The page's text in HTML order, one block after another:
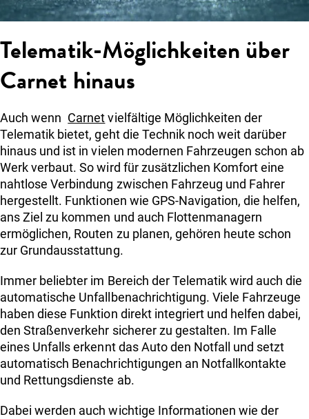
Telematik-Möglichkeiten über
Carnet hinaus
Auch wenn Carnetvielfältige Möglichkeiten der
Telematik bietet, geht die Technik noch weit darüber
hinaus und ist in vielen modernen Fahrzeugen schon ab
Werk verbaut. So wird für zusätzlichen Komfort eine
nahtlose Verbindung zwischen Fahrzeug und Fahrer
hergestellt. Funktionen wie GPS-Navigation, die helfen,
ans Ziel zu kommen und auch Flottenmanagern
ermöglichen, Routen zu planen, gehören heute schon
zur Grundausstattung.
Immer beliebter im Bereich der Telematik wird auch die
automatische Unfallbenachrichtigung. Viele Fahrzeuge
haben diese Funktion direkt integriert und helfen dabei,
den Straßenverkehr sicherer zu gestalten. Im Falle
eines Unfalls erkennt das Auto den Notfall und setzt
automatisch Benachrichtigungen an Notfallkontakte
und Rettungsdienste ab.
Dabei werden auch wichtige Informationen wie der